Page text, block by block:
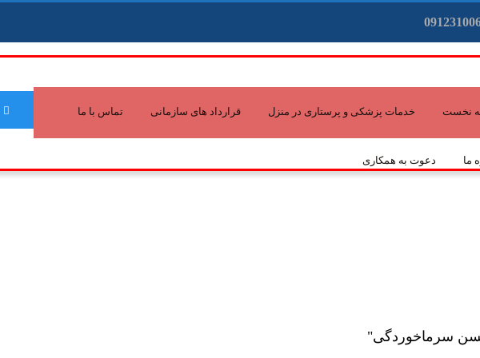
نخست خدمات پزشکی و پرستاری در منزل قرارداد های سازمانی تماس با ما
ما دعوت به همکاری
سرماخوردگی"